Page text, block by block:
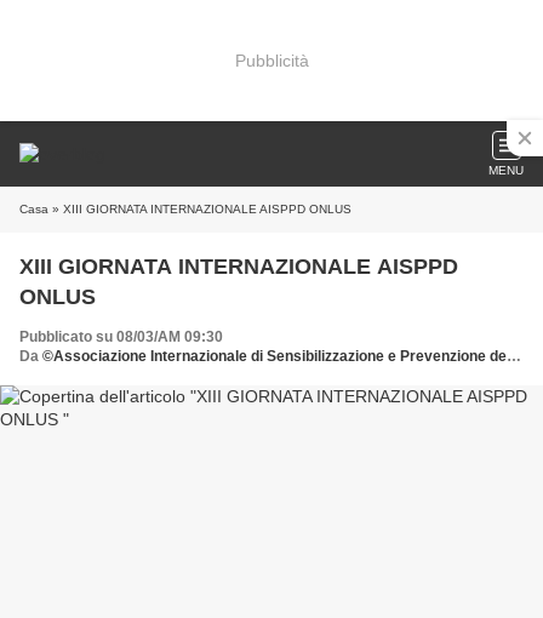
Pubblicità
MENU
Casa » XIII GIORNATA INTERNAZIONALE AISPPD ONLUS
XIII GIORNATA INTERNAZIONALE AISPPD
ONLUS
Pubblicato su 08/03/AM 09:30
Da ©Associazione Internazionale di Sensibilizzazione e Prevenzione delle Patologie della Donna